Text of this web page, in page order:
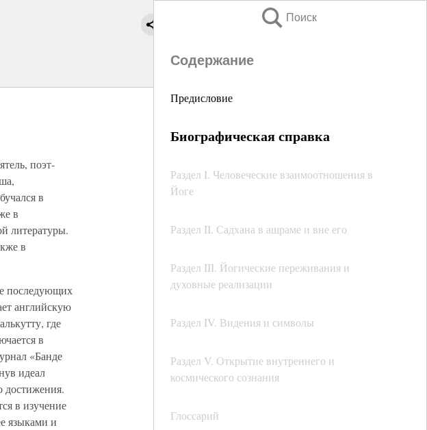
Поиск
Содержание
Предисловие
Биографическая справка
Раздел I. Человеческие взаимоотношения в
Йоге
Раздел II. Садхана в ашраме и вне его
Раздел III. Йогические переживания и
духовные реализации
Раздел IV. Видения и символы
Раздел V. Открытие внутреннего и
космического сознания
Глоссарий
поэт-
в
в
литературы.
в
последующих
английскую
где
в
«Банде
идеал
достижения.
в изучение
языками и